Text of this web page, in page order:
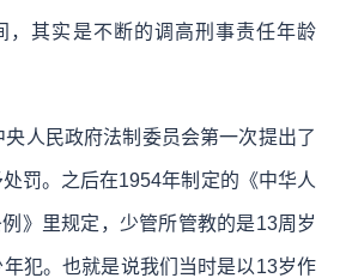
，其实是不断的调高刑事责任年龄
人民政府法制委员会第一次提出了
罚。之后在1954年制定的《中华人
》里规定，少管所管教的是13周岁
犯。也就是说我们当时是以13岁作